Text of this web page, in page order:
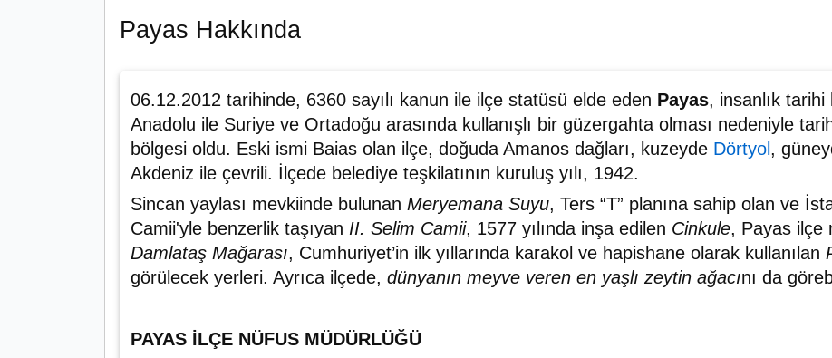
Payas Hakkında
06.12.2012 tarihinde, 6360 sayılı kanun ile ilçe statüsü elde eden Payas, insanlık
Anadolu ile Suriye ve Ortadoğu arasında kullanışlı bir güzergahta olması nedeniyle
bölgesi oldu. Eski ismi Baias olan ilçe, doğuda Amanos dağları, kuzeyde Dörtyol ,
Akdeniz ile çevrili. İlçede belediye teşkilatının kuruluş yılı, 1942.
Sincan yaylası mevkiinde bulunan Meryemana Suyu, Ters “T” planına sahip olan ve
Camii'yle benzerlik taşıyan II. Selim Camii, 1577 yılında inşa edilen Cinkule, Payas ilçe
Damlataş Mağarası, Cumhuriyet’in ilk yıllarında karakol ve hapishane olarak kullanılan
görülecek yerleri. Ayrıca ilçede, dünyanın meyve veren en yaşlı zeytin ağacını da
PAYAS İLÇE NÜFUS MÜDÜRLÜĞÜ